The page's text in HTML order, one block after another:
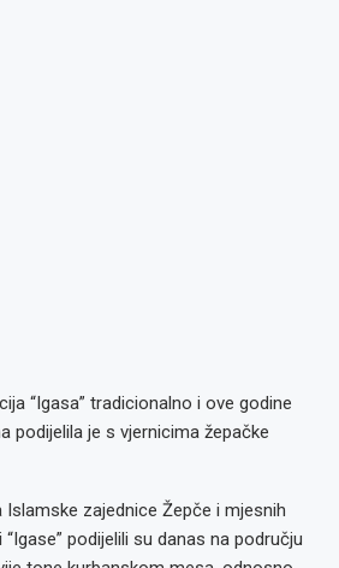
“Igasa” tradicionalno i ove godine
podijelila je s vjernicima žepačke
Islamske zajednice Žepče i mjesnih
podijelili su danas na području